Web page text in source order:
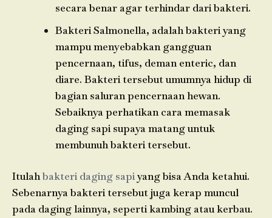
secara benar agar terhindar dari bakteri.
Bakteri Salmonella, adalah bakteri yang
mampu menyebabkan gangguan
pencernaan, tifus, deman enteric, dan
diare. Bakteri tersebut umumnya hidup di
bagian saluran pencernaan hewan.
Sebaiknya perhatikan cara memasak
daging sapi supaya matang untuk
membunuh bakteri tersebut.
Itulahbakteri daging sapiyang bisa Anda ketahui.
Sebenarnya bakteri tersebut juga kerap muncul
pada daging lainnya, seperti kambing atau kerbau.